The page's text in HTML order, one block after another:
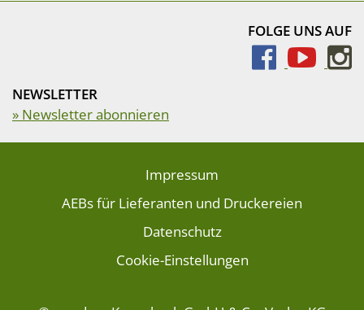
FOLGE UNS AUF
NEWSLETTER
» Newsletter abonnieren
Impressum
AEBs für Lieferanten und Druckereien
Datenschutz
Cookie-Einstellungen